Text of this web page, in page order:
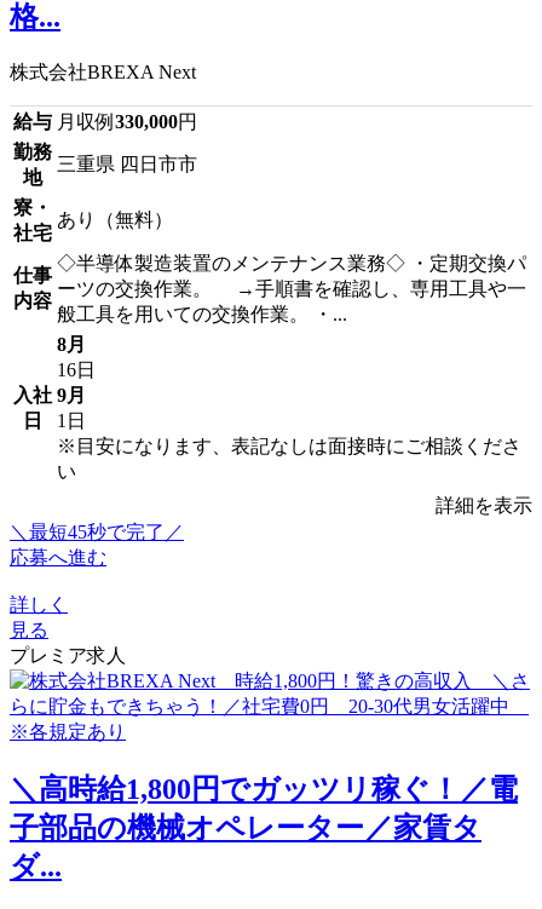
格...
株式会社BREXA Next
給与 月収例 330,000円
勤務
地
三重県 四日市市
寮・
社宅
あり（無料）
仕事
内容
◇半導体製造装置のメンテナンス業務◇ ・定期交換パ
ーツの交換作業。 →手順書を確認し、専用工具や一
般工具を用いての交換作業。 ・...
入社
日
8月
16日
9月
1日
※目安になります、表記なしは面接時にご相談くださ
い
詳細を表示
＼最短45秒で完了／
応募へ進む
詳しく
見る
プレミア求人
＼高時給1,800円でガッツリ稼ぐ！／電
子部品の機械オペレーター／家賃タ
ダ...